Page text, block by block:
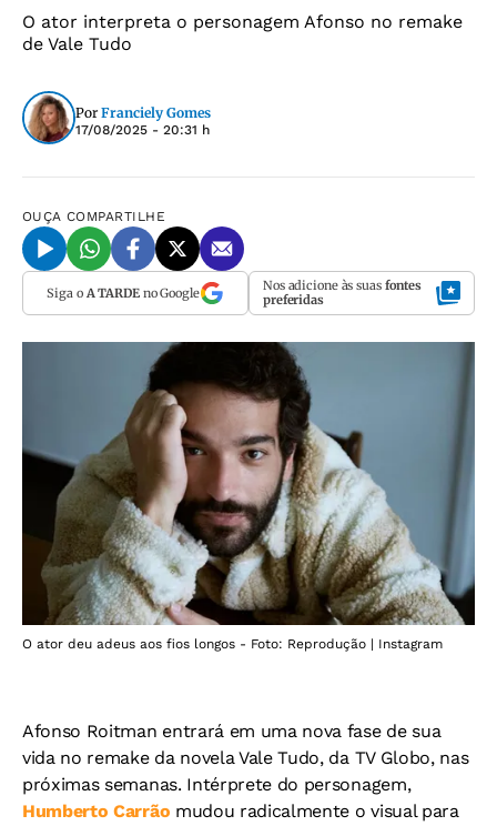
O ator interpreta o personagem Afonso no remake
de Vale Tudo
Por Franciely Gomes
17/08/2025 - 20:31 h
OUÇA COMPARTILHE
Siga o A TARDEno Google Nos adicione às suas fontes
preferidas
O ator deu adeus aos fios longos - Foto: Reprodução | Instagram
Afonso Roitman entrará em uma nova fase de sua
vida no remake da novela Vale Tudo, da TV Globo, nas
próximas semanas. Intérprete do personagem,
Humberto Carrão mudou radicalmente o visual para